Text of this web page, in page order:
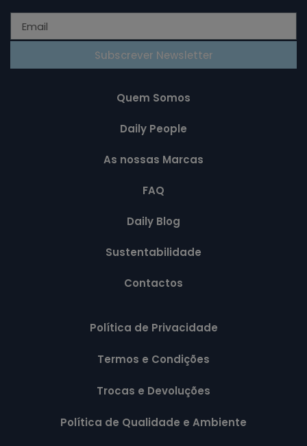
Subscrever Newsletter
Quem Somos
Daily People
As nossas Marcas
FAQ
Daily Blog
Sustentabilidade
Contactos
Política de Privacidade
Termos e Condições
Trocas e Devoluções
Política de Qualidade e Ambiente